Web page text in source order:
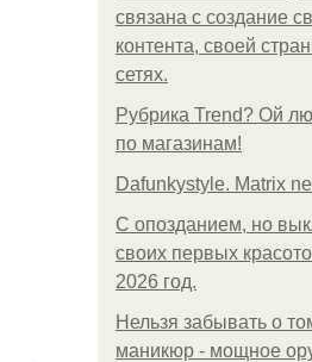
связана с создание
контента, своей
сетях.
Рубрика Trend? Ой
по магазинам!
Dafunkystyle. Matrix
С опозданием, но
своих первых
2026 год.
Нельзя забывать о
маникюр - мощное